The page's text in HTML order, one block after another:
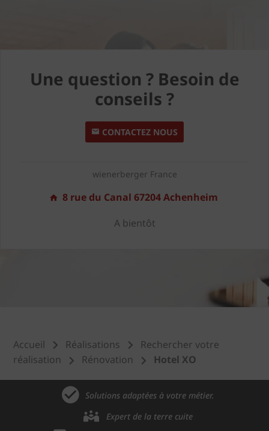
Une question ? Besoin de
conseils ?
CONTACTEZ NOUS
wienerberger France
8 rue du Canal 67204 Achenheim
A bientôt
Accueil Réalisations
Rechercher votre
réalisation
Rénovation Hotel XO
Solutions adaptées à votre métier.
Expert de la terre cuite